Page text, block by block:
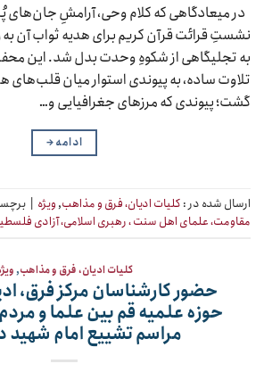
در میعادگاهی که کلام وحی، آرامشِ جان‌های
نشستِ قرائت قرآن کریم برای هدیه ثواب آن
به تجلیگاهی از شکوهِ وحدت بدل شد. این محفلِ
تلاوت ساده، به پیوندی استوار میان
گشت؛ پیوندی که مرزهای جغرافیایی و…
ادامه→
ارسال شده در : کلیات ادیان، فرق و مذاهب,ویژه
مقاومت، علمای اهل سنت ، رهبری اسلامی، آزادی
کلیات ادیان، فرق و مذاهب,
حضور کارشناسان مرکز فرق،
حوزه علمیه قم بین علما و
مراسم تشییع امام شهید